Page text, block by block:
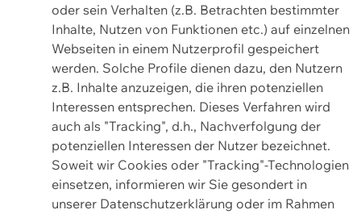
oder sein Verhalten (z.B. Betrachten bestimmter
Inhalte, Nutzen von Funktionen etc.) auf einzelnen
Webseiten in einem Nutzerprofil gespeichert
werden. Solche Profile dienen dazu, den Nutzern
z.B. Inhalte anzuzeigen, die ihren potenziellen
Interessen entsprechen. Dieses Verfahren wird
auch als "Tracking", d.h., Nachverfolgung der
potenziellen Interessen der Nutzer bezeichnet.
Soweit wir Cookies oder "Tracking"-Technologien
einsetzen, informieren wir Sie gesondert in
unserer Datenschutzerklärung oder im Rahmen